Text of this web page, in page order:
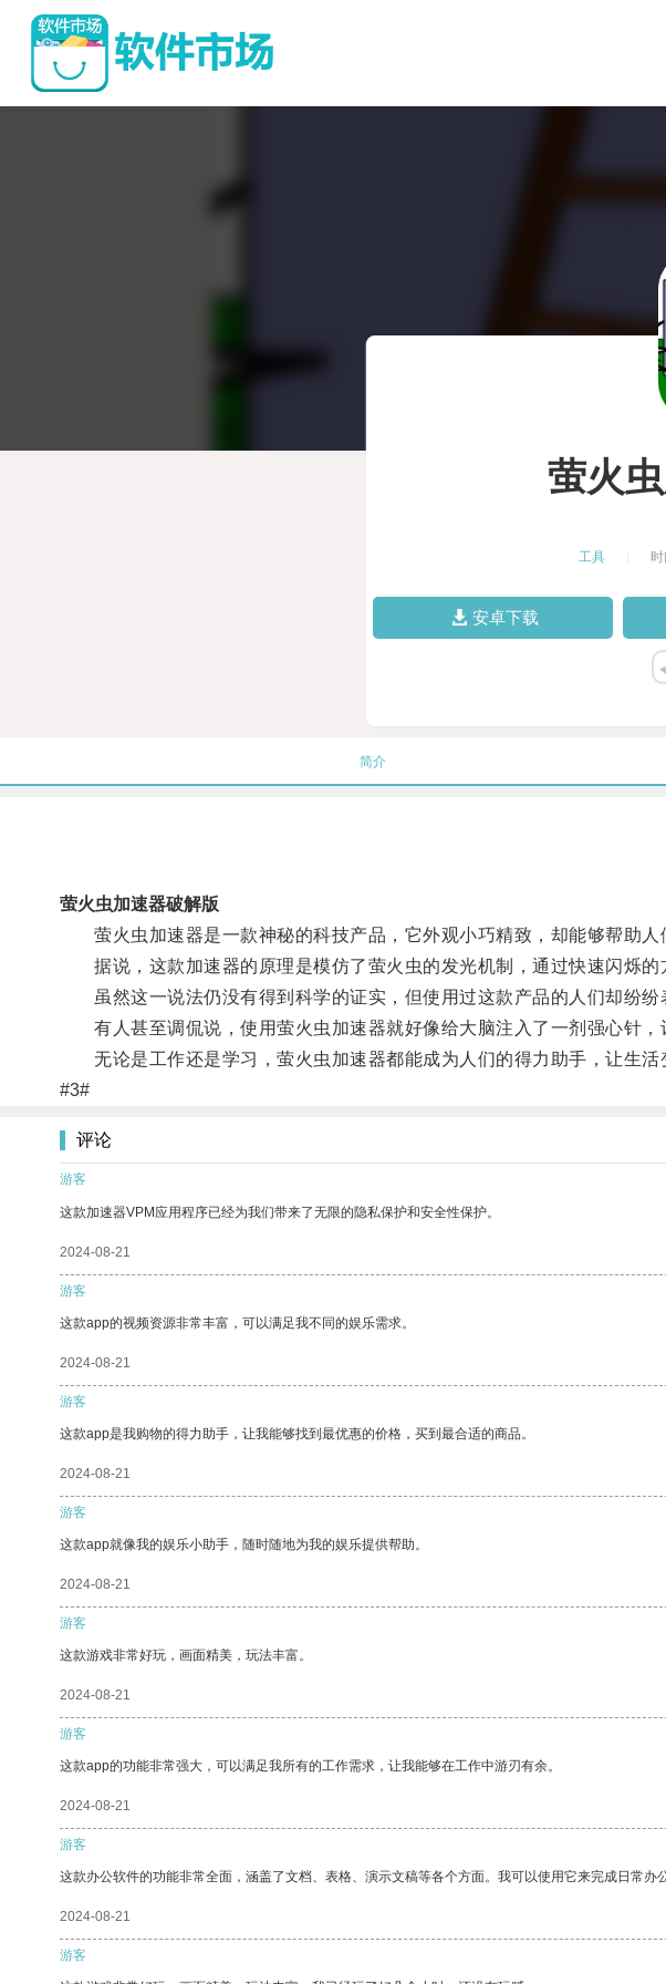
萤火
工具
安卓下载
简介
萤火虫加速器破解版
萤火虫加速器是一款神秘的科技产品，它外观小巧精致，却能够帮助人
据说，这款加速器的原理是模仿了萤火虫的发光机制，通过快速闪烁的
虽然这一说法仍没有得到科学的证实，但使用过这款产品的人们却纷纷
有人甚至调侃说，使用萤火虫加速器就好像给大脑注入了一剂强心针，
无论是工作还是学习，萤火虫加速器都能成为人们的得力助手，让生活
#3#
评论
游客
这款加速器VPM应用程序已经为我们带来了无限的隐私保护和安全性保护。
2024-08-21
游客
这款app的视频资源非常丰富，可以满足我不同的娱乐需求。
2024-08-21
游客
这款app是我购物的得力助手，让我能够找到最优惠的价格，买到最合适的商品。
2024-08-21
游客
这款app就像我的娱乐小助手，随时随地为我的娱乐提供帮助。
2024-08-21
游客
这款游戏非常好玩，画面精美，玩法丰富。
2024-08-21
游客
这款app的功能非常强大，可以满足我所有的工作需求，让我能够在工作中游刃有余。
2024-08-21
游客
这款办公软件的功能非常全面，涵盖了文档、表格、演示文稿等各个方面。我可以使用它来完成日常办
2024-08-21
游客